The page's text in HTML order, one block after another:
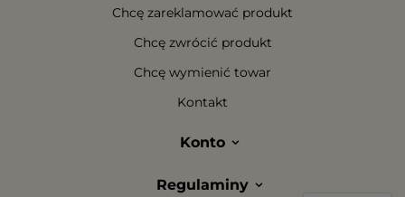
Chcę zareklamować produkt
Chcę zwrócić produkt
Chcę wymienić towar
Kontakt
Konto
Regulaminy